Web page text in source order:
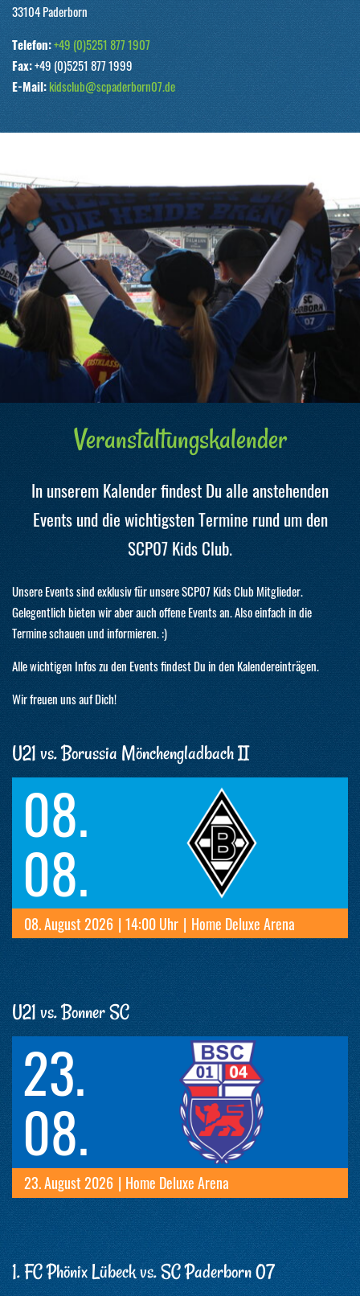
33104 Paderborn
Telefon:+49 (0)5251 877 1907
Fax:+49 (0)5251 877 1999
E-Mail:kidsclub@scpaderborn07.de
Veranstaltungskalender
In unserem Kalender findest Du alle anstehenden
Events und die wichtigsten Termine rund um den
SCP07 Kids Club.
Unsere Events sind exklusiv für unsere SCP07 Kids Club Mitglieder.
Gelegentlich bieten wir aber auch offene Events an. Also einfach in die
Termine schauen und informieren. :)
Alle wichtigen Infos zu den Events findest Du in den Kalendereinträgen.
Wir freuen uns auf Dich!
U21 vs. Borussia Mönchengladbach II
08.
08.
08. August 2026 | 14:00 Uhr | Home Deluxe Arena
U21 vs. Bonner SC
23.
08.
23. August 2026 | Home Deluxe Arena
1. FC Phönix Lübeck vs. SC Paderborn 07